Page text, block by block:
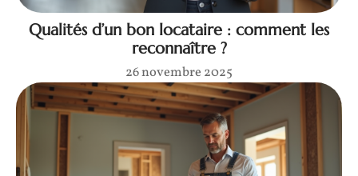
Qualités d’un bon locataire : comment les
reconnaître ?
26 novembre 2025